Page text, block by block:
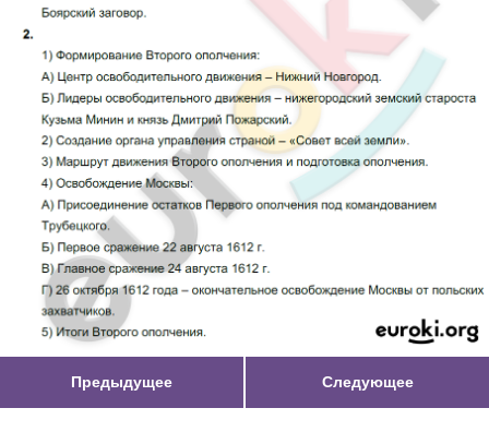
Предыдущее Следующее